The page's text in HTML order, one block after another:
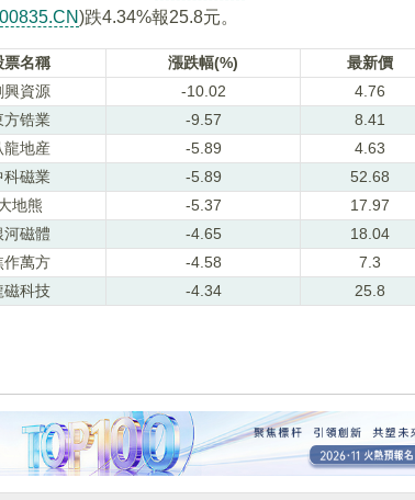
)跌4.34%報25.8元。
票名稱 漲跌幅(%)
最新價
興資源 -10.02
4.76
方锆業 -9.57
8.41
龍地産 -5.89
4.63
科磁業 -5.89
52.68
地熊 -5.37
17.97
河磁體 -4.65
18.04
作萬方 -4.58
7.3
磁科技 -4.34 25.8